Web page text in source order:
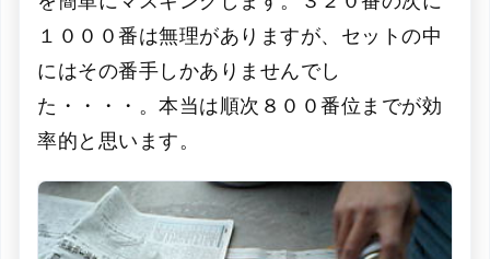
１０００番は無理がありますが、セットの中
にはその番手しかありませんでし
た・・・・。本当は順次８００番位までが効
率的と思います。